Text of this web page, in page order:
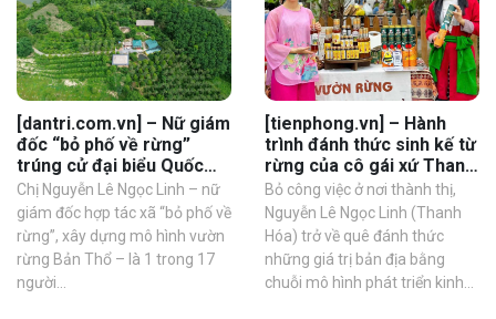
[dantri.com.vn] – Nữ giám
đốc “bỏ phố về rừng”
trúng cử đại biểu Quốc
hội
Chị Nguyễn Lê Ngọc Linh – nữ
giám đốc hợp tác xã “bỏ phố về
rừng”, xây dựng mô hình vườn
rừng Bản Thổ – là 1 trong 17
người...
[tienphong.vn] – Hành
trình đánh thức sinh kế từ
rừng của cô gái xứ Thanh
ứng cử đại biểu Quốc hội
Bỏ công việc ở nơi thành thị,
Nguyễn Lê Ngọc Linh (Thanh
Hóa) trở về quê đánh thức
những giá trị bản địa bằng
chuỗi mô hình phát triển kinh...